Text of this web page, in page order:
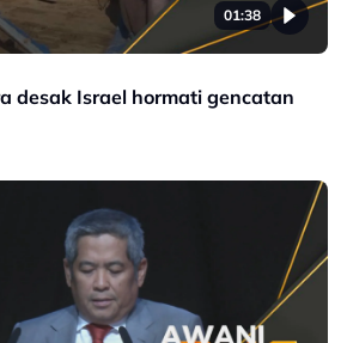
01:38
desak Israel hormati gencatan